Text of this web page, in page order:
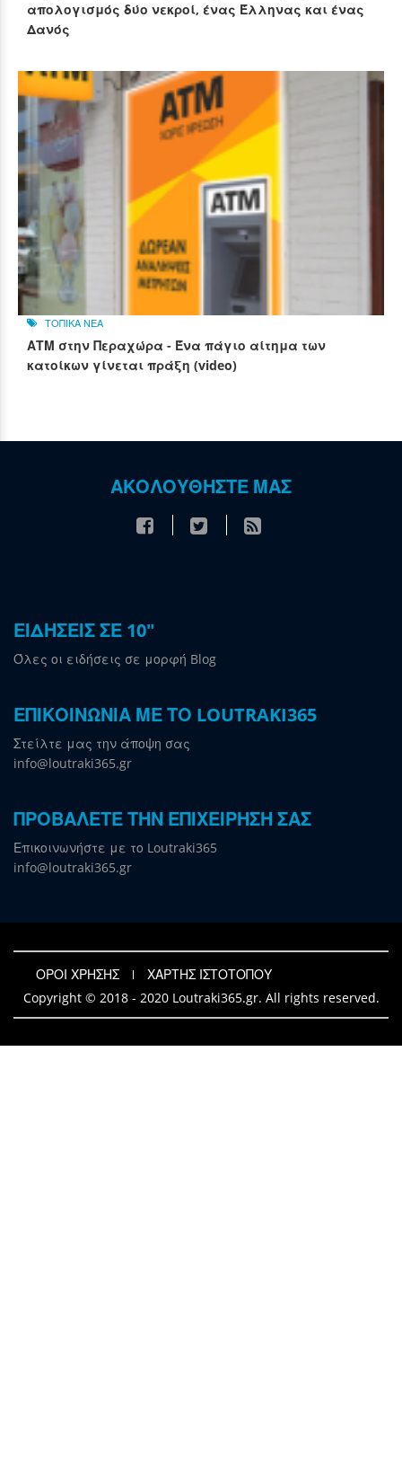
απολογισμός δύο νεκροί, ένας Έλληνας και ένας
Δανός
ΤΟΠΙΚΑ ΝΕΑ
ΑΤΜ στην Περαχώρα - Ένα πάγιο αίτημα των
κατοίκων γίνεται πράξη (video)
ΑΚΟΛΟΥΘΗΣΤΕ ΜΑΣ
ΕΙΔΗΣΕΙΣ ΣΕ 10"
Όλες οι ειδήσεις σε μορφή Blog
ΕΠΙΚΟΙΝΩΝΙΑ ΜΕ ΤΟ LOUTRAKI365
Στείλτε μας την άποψη σας
info@loutraki365.gr
ΠΡΟΒΑΛΕΤΕ ΤΗΝ ΕΠΙΧΕΙΡΗΣΗ ΣΑΣ
Επικοινωνήστε με το Loutraki365
info@loutraki365.gr
ΟΡΟΙ ΧΡΗΣΗΣ
ΧΑΡΤΗΣ ΙΣΤΟΤΟΠΟΥ
Copyright © 2018 - 2020 Loutraki365.gr. All rights reserved.